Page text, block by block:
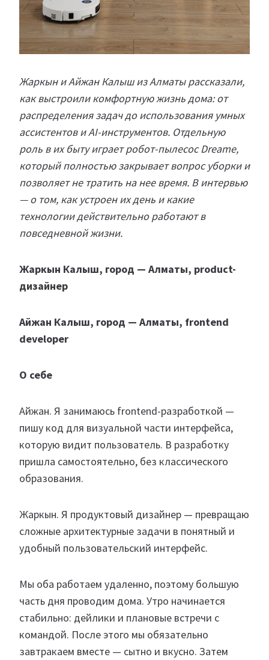
Жаркын и Айжан Калыш из Алматы рассказали,
как выстроили комфортную жизнь дома: от
распределения задач до использования умных
ассистентов и AI-инструментов. Отдельную
роль в их быту играет робот-пылесос Dreame,
который полностью закрывает вопрос уборки и
позволяет не тратить на нее время. В интервью
— о том, как устроен их день и какие
технологии действительно работают в
повседневной жизни.
Жаркын Калыш, город — Алматы, product-
дизайнер
Айжан Калыш, город — Алматы, frontend
developer
О себе
Айжан. Я занимаюсь frontend-разработкой —
пишу код для визуальной части интерфейса,
которую видит пользователь. В разработку
пришла самостоятельно, без классического
образования.
Жаркын. Я продуктовый дизайнер — превращаю
сложные архитектурные задачи в понятный и
удобный пользовательский интерфейс.
Мы оба работаем удаленно, поэтому большую
часть дня проводим дома. Утро начинается
стабильно: дейлики и плановые встречи с
командой. После этого мы обязательно
завтракаем вместе — сытно и вкусно. Затем